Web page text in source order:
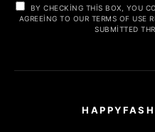
BY CHECKING THIS BOX, YOU
AGREEING TO OUR TERMS OF USE
SUBMITTED